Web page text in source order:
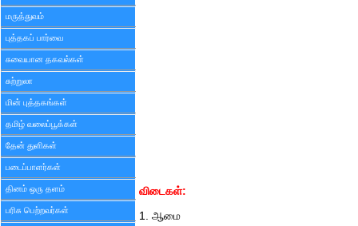
மருத்துவம்
புத்தகப் பார்வை
சுவையான தகவல்கள்
சுற்றுலா
மின் புத்தகங்கள்
தமிழ் வலைப்பூக்கள்
தேன் துளிகள்
படைப்பாளர்கள்
தினம் ஒரு தளம்
பரிசு பெற்றவர்கள்
விடைகள்:
1. ஆமை